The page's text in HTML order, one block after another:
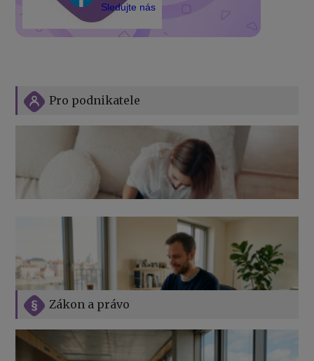
Sledujte nás
Zákon a právo
Pro podnikatele
Jak na podnikání při rodičovské dovolené